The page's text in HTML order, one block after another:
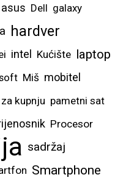
asus Dell galaxy
hardver
intel Kućište laptop
Miš mobitel
kupnju pametni sat
Procesor
sadržaj
Smartphone